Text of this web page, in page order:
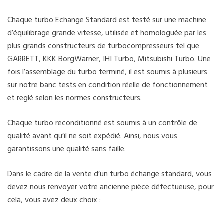
Chaque turbo Echange Standard est testé sur une machine
d’équilibrage grande vitesse, utilisée et homologuée par les
plus grands constructeurs de turbocompresseurs tel que
GARRETT, KKK BorgWarner, IHI Turbo, Mitsubishi Turbo. Une
fois l’assemblage du turbo terminé, il est soumis à plusieurs
sur notre banc tests en condition réelle de fonctionnement
et reglé selon les normes constructeurs.
Chaque turbo reconditionné est soumis à un contrôle de
qualité avant qu’il ne soit expédié. Ainsi, nous vous
garantissons une qualité sans faille.
Dans le cadre de la vente d’un turbo échange standard, vous
devez nous renvoyer votre ancienne pièce défectueuse, pour
cela, vous avez deux choix :